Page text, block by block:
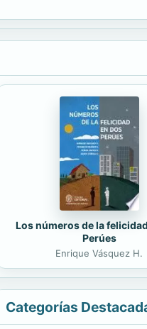
Los números de la
Perúes
Enrique Vásquez H.
Categorías